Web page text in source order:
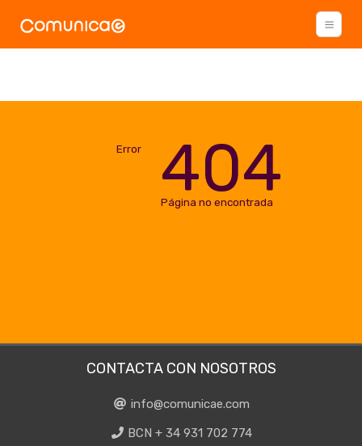
Error 404
Página no encontrada
CONTACTA CON NOSOTROS
info@comunicae.com
BCN + 34 931 702 774